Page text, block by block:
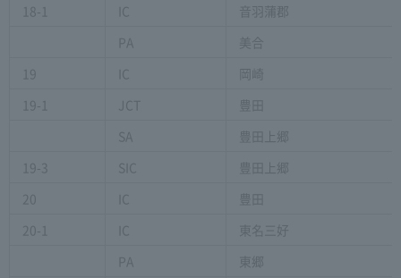
18-1
IC
音羽蒲郡
PA
美合
19
IC
岡崎
19-1
JCT
豊田
SA
豊田上郷
19-3
SIC
豊田上郷
20
IC
豊田
20-1
IC
東名三好
PA
東郷